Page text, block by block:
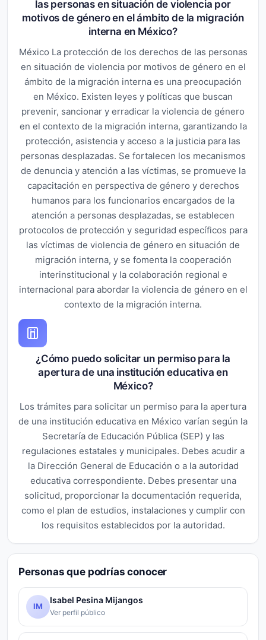
las personas en situación de violencia por
motivos de género en el ámbito de la migración
interna en México?
México La protección de los derechos de las personas
en situación de violencia por motivos de género en el
ámbito de la migración interna es una preocupación
en México. Existen leyes y políticas que buscan
prevenir, sancionar y erradicar la violencia de género
en el contexto de la migración interna, garantizando la
protección, asistencia y acceso a la justicia para las
personas desplazadas. Se fortalecen los mecanismos
de denuncia y atención a las víctimas, se promueve la
capacitación en perspectiva de género y derechos
humanos para los funcionarios encargados de la
atención a personas desplazadas, se establecen
protocolos de protección y seguridad específicos para
las víctimas de violencia de género en situación de
migración interna, y se fomenta la cooperación
interinstitucional y la colaboración regional e
internacional para abordar la violencia de género en el
contexto de la migración interna.
¿Cómo puedo solicitar un permiso para la
apertura de una institución educativa en
México?
Los trámites para solicitar un permiso para la apertura
de una institución educativa en México varían según la
Secretaría de Educación Pública (SEP) y las
regulaciones estatales y municipales. Debes acudir a
la Dirección General de Educación o a la autoridad
educativa correspondiente. Debes presentar una
solicitud, proporcionar la documentación requerida,
como el plan de estudios, instalaciones y cumplir con
los requisitos establecidos por la autoridad.
Personas que podrías conocer
IM
Isabel Pesina Mijangos
Ver perfil público